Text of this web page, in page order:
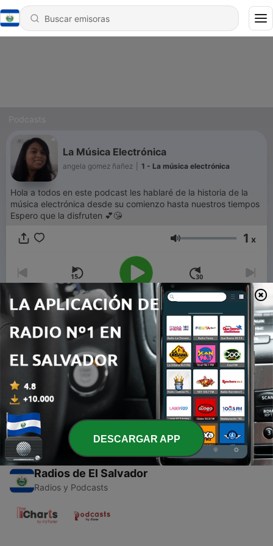
La Música Electrónica
angela gomez ñañez 1 - La música electrónica
Hola a todos en este podcast les hablaré de la historia de la
música electrónica desde su comienzo hasta nuestros tiempos
Espero que la disfruten 💕😘
Volumen 1 x
00:00 00:00
La música electrónica
15 feb. 2021
Radios de El Salvador
Radios y Podcasts
DESCARGAR APP